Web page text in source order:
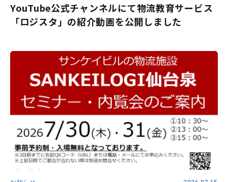
YouTube公式チャンネルにて物流教育サービス
「ロジスタ」の紹介動画を公開しました